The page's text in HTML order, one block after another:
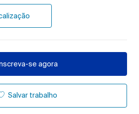
se agora
Salvar trabalho